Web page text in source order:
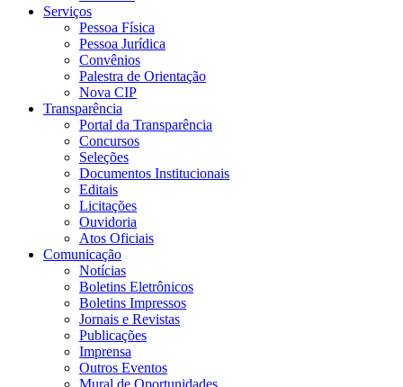
Serviços
Pessoa Física
Pessoa Jurídica
Convênios
Palestra de Orientação
Nova CIP
Transparência
Portal da Transparência
Concursos
Seleções
Documentos Institucionais
Editais
Licitações
Ouvidoria
Atos Oficiais
Comunicação
Notícias
Boletins Eletrônicos
Boletins Impressos
Jornais e Revistas
Publicações
Imprensa
Outros Eventos